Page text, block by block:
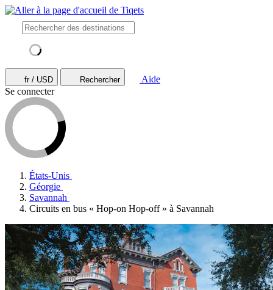
fr / USD Rechercher
Aide
Se connecter
États-Unis
Géorgie
Savannah
Circuits en bus « Hop-on Hop-off » à Savannah